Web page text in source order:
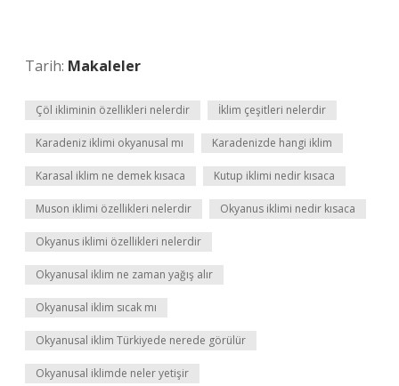
Tarih: Makaleler
Çöl ikliminin özellikleri nelerdir İklim çeşitleri nelerdir
Karadeniz iklimi okyanusal mı Karadenizde hangi iklim
Karasal iklim ne demek kısaca Kutup iklimi nedir kısaca
Muson iklimi özellikleri nelerdir Okyanus iklimi nedir kısaca
Okyanus iklimi özellikleri nelerdir
Okyanusal iklim ne zaman yağış alır
Okyanusal iklim sıcak mı
Okyanusal iklim Türkiyede nerede görülür
Okyanusal iklimde neler yetişir